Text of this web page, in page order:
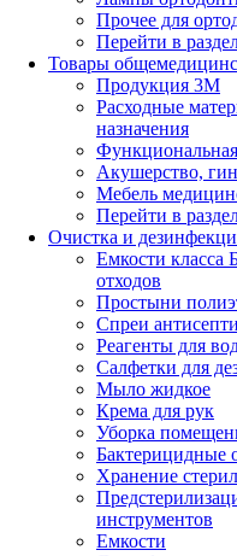
Прочее для
Перейти в
Товары
Продукция 3М
Расходные
назначения
Акушерство,
Мебель
Перейти в
Очистка и
Емкости класса
отходов
Простыни
Спреи
Реагенты для
Салфетки для
Мыло жидкое
Крема для рук
Уборка
Бактерицидные
Хранение
инструментов
Емкости